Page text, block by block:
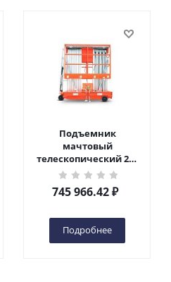
Подъемник
мачтовый
телескопический 200
кг 10 м TOR GTWY10-
200S DC 2-мачтовый
(автономный) (N) в
745 966.42₽
Подробнее